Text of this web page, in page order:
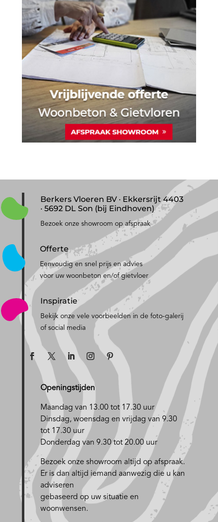
Berkers Vloeren BV · Ekkersrijt 4403
· 5692 DL Son (bij Eindhoven)
Bezoek onze showroom op afspraak
Offerte
Eenvoudig en snel prijs en advies
voor uw woonbeton en/of gietvloer
Inspiratie
Bekijk onze vele voorbeelden in de foto-galerij
of social media
Openingstijden
Maandag van 13.00 tot 17.30 uur
Dinsdag, woensdag en vrijdag van 9.30
tot 17.30 uur
Donderdag van 9.30 tot 20.00 uur
Bezoek onze showroom altijd op afspraak.
Er is dan altijd iemand aanwezig die u kan
adviseren
gebaseerd op uw situatie en
woonwensen.